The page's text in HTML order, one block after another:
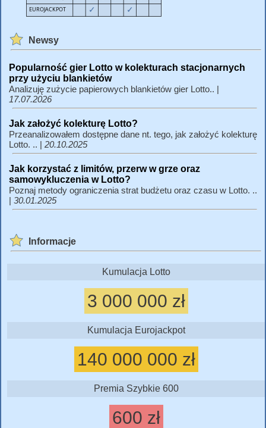
Newsy
Popularność gier Lotto w kolekturach stacjonarnych
przy użyciu blankietów
Analizuję zużycie papierowych blankietów gier Lotto.. |
17.07.2026
Jak założyć kolekturę Lotto?
Przeanalizowałem dostępne dane nt. tego, jak założyć kolekturę
Lotto. .. | 20.10.2025
Jak korzystać z limitów, przerw w grze oraz
samowykluczenia w Lotto?
Poznaj metody ograniczenia strat budżetu oraz czasu w Lotto. ..
| 30.01.2025
Informacje
Kumulacja Lotto
3 000 000 zł
Kumulacja Eurojackpot
140 000 000 zł
Premia Szybkie 600
600 zł